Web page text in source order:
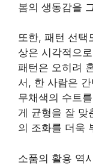
봄의 생동감을
또한, 패턴 선택
상은 시각적으
패턴은 오히려
서, 한 사람은
무채색의 수트
게 균형을 잘 맞
의 조화를 더욱
소품의 활용 역